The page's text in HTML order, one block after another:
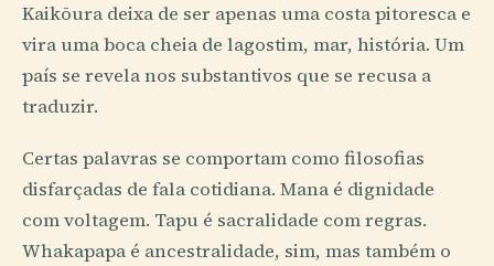
Kaikōura deixa de ser apenas uma costa pitoresca e
vira uma boca cheia de lagostim, mar, história. Um
país se revela nos substantivos que se recusa a
traduzir.
Certas palavras se comportam como filosofias
disfarçadas de fala cotidiana. Mana é dignidade
com voltagem. Tapu é sacralidade com regras.
Whakapapa é ancestralidade, sim, mas também o